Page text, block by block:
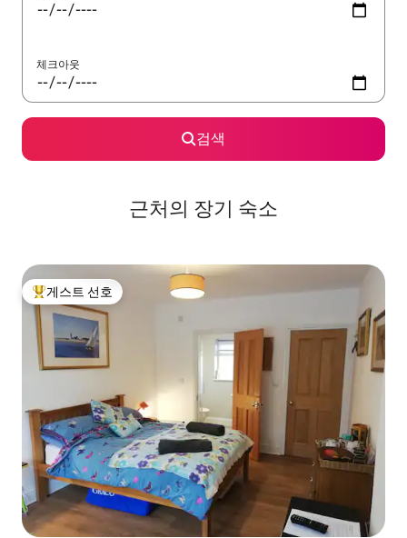
체크아웃
검색
근처의 장기 숙소
상위 게스트 선호
게스트 선호